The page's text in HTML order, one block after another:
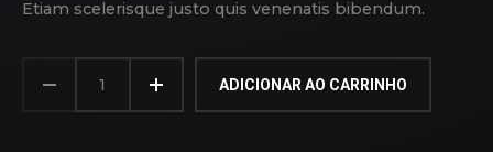
Etiam scelerisque justo quis venenatis bibendum.
ADICIONAR AO CARRINHO